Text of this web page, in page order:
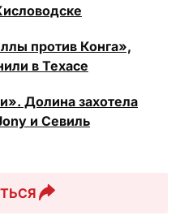
против Конга»,
в Техасе
Долина захотела
и Севиль